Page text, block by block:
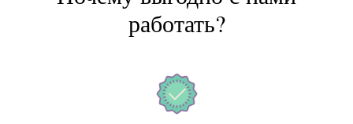
работать?